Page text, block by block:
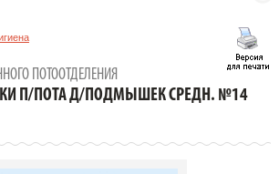
ПОТА Д/ПОДМЫШЕК СРЕДН. №14 Р.M [1-
ПОТООТДЕЛЕНИЯ
П/ПОТА Д/ПОДМЫШЕК СРЕДН. №14